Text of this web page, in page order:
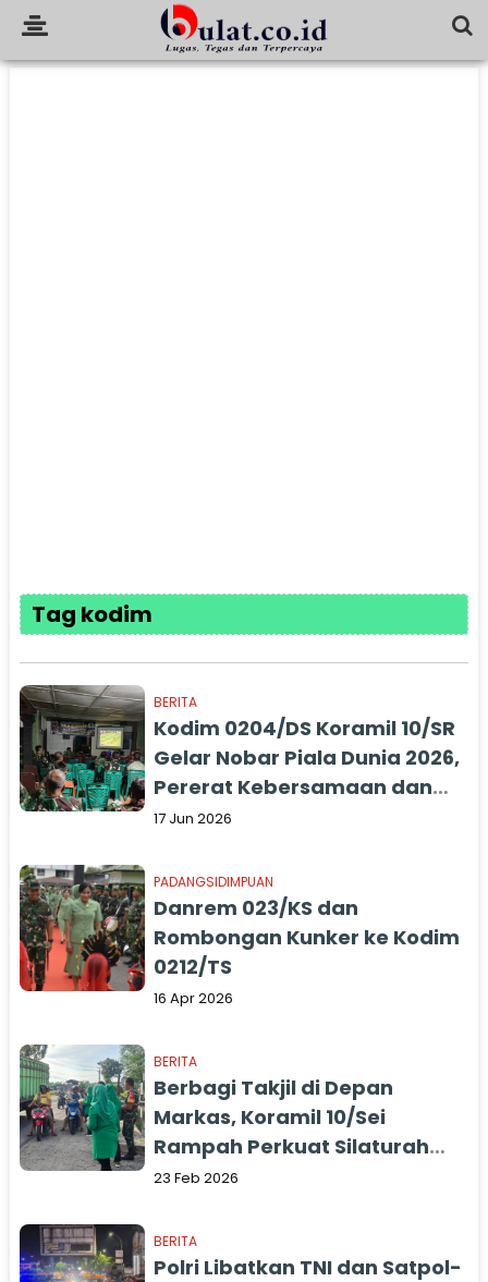
Tag kodim
BERITA
Kodim 0204/DS Koramil 10/SR
Gelar Nobar Piala Dunia 2026,
Pererat Kebersamaan dan
Persatuan Bangsa
17 Jun 2026
PADANGSIDIMPUAN
Danrem 023/KS dan
Rombongan Kunker ke Kodim
0212/TS
16 Apr 2026
BERITA
Berbagi Takjil di Depan
Markas, Koramil 10/Sei
Rampah Perkuat Silaturahmi
dengan Warga
23 Feb 2026
BERITA
Polri Libatkan TNI dan Satpol-